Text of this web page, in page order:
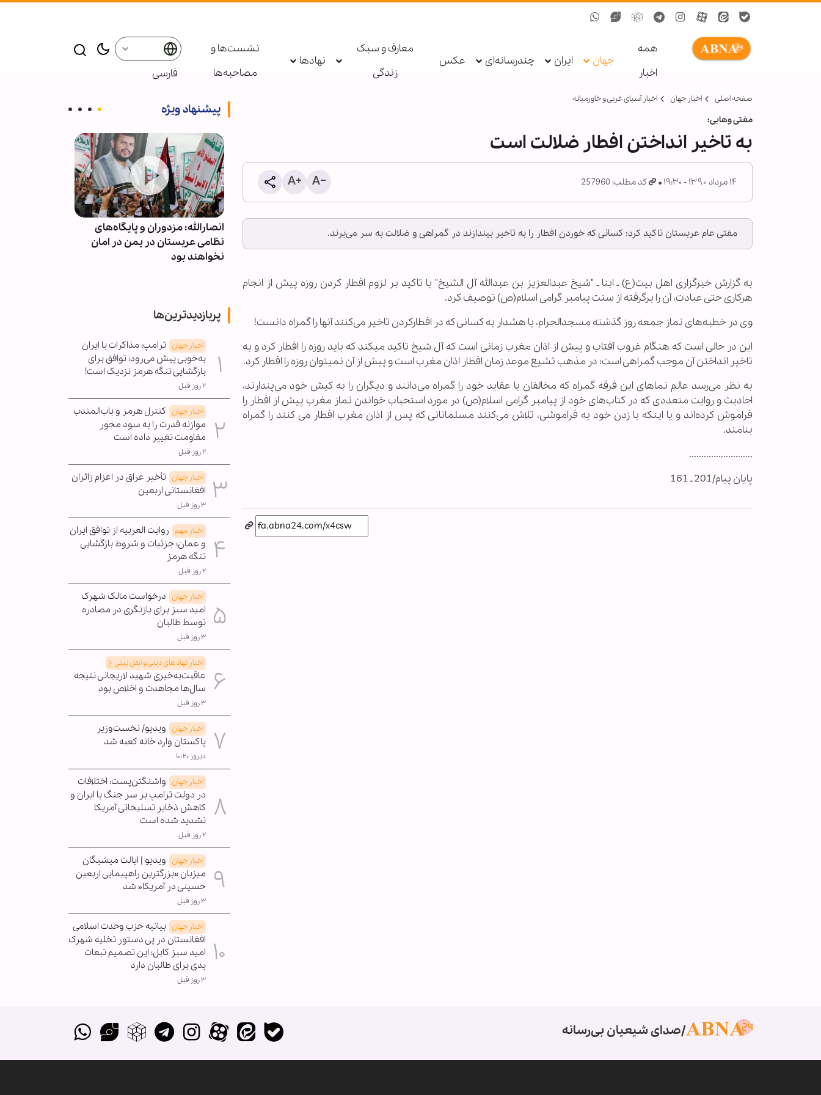
همه
اخبار
جهان ایران چندرسانه‌ای عکس
معارف و سبک
زندگی
نهادها
نشست‌ها و
مصاحبه‌ها
فارسی
صفحه اصلی اخبار جهان اخبار آسیای غربی و خاورمیانه
مفتی وهابی:
به تاخیر انداختن افطار ضلالت است
۱۴ مرداد ۱۳۹۰ - ۱۹:۳۰ کد مطلب: 257960
مفتی عام عربستان تاکید کرد: کسانی که خوردن افطار را به تاخیر بیندازند در گمراهی و ضلالت به سر می‌برند.
به گزارش خبرگزاری اهل بیت(ع) ـ ابنا ـ "شيخ عبدالعزيز بن عبدالله آل الشيخ" با تاکید بر لزوم افطار کردن روزه پیش از انجام
هرکاری حتی عبادت، آن را برگرفته از سنت پیامبر گرامی اسلام(ص) توصیف کرد.
وی در خطبه‌های نماز جمعه روز گذشته مسجدالحرام، با هشدار به کسانی که در افطارکردن تاخیر می‌کنند آنها را گمراه دانست!
این در حالی است که هنگام غروب آفتاب و پیش از اذان مغرب زمانی است که آل شیخ تاکید می‎کند که باید روزه را افطار کرد و به
تاخیر انداختن آن موجب گمراهی است؛ در مذهب تشیع موعد زمان افطار اذان مغرب است و پیش از آن نمی‎توان روزه را افطار کرد.
به نظر می‌رسد عالم نماهای این فرقه گمراه که مخالفان با عقاید خود را گمراه می‌دانند و دیگران را به کیش خود می‌پندارند،
احادیث و روایت متعددی که در کتاب‌های خود از پیامبر گرامی اسلام(ص) در مورد استحباب خواندن نماز مغرب پیش از افطار را
فراموش کرده‌اند و یا اینکه با زدن خود به فراموشی، تلاش می‌کنند مسلمانانی که پس از اذان مغرب افطار می کنند را گمراه
بنامند.
..........................
پایان پیام/201 ـ 161
پیشنهاد ویژه
گزارش رسانه صهیونیستی از تنش
در موساد پس از برکناری دو مقام
انصارالله: مزدوران و پایگاه‌های
نظامی عربستان در یمن در امان
نخواهند بود
پربازدیدترین‌ها
اخبار جهان ترامپ: مذاکرات با ایران
به‌خوبی پیش می‌رود؛ توافق برای
بازگشایی تنگه هرمز نزدیک است!
۲ روز قبل
اخبار جهان کنترل هرمز و باب‌المندب
موازنه قدرت را به سود محور
مقاومت تغییر داده است
۲ روز قبل
اخبار جهان تأخیر عراق در اعزام زائران
افغانستانی اربعین
۳ روز قبل
اخبار مهم روایت العربیه از توافق ایران
و عمان؛ جزئیات و شروط بازگشایی
تنگه هرمز
۲ روز قبل
اخبار جهان درخواست مالک شهرک
امید سبز برای بازنگری در مصادره
توسط طالبان
۳ روز قبل
اخبار نهادهای دینی و اهل بیتی ع
عاقبت‌به‌خیری شهید لاریجانی نتیجه
سال‌ها مجاهدت و اخلاص بود
۳ روز قبل
اخبار جهان ویدیو/ نخست‌وزیر
پاکستان وارد خانه کعبه شد
دیروز ۱۰:۲۰
اخبار جهان واشنگتن‌پست: اختلافات
در دولت ترامپ بر سر جنگ با ایران و
کاهش ذخایر تسلیحاتی آمریکا
تشدید شده است
۲ روز قبل
اخبار جهان ویدیو | ایالت میشیگان
میزبان »بزرگترین راهپیمایی اربعین
حسینی در آمریکا« شد
۳ روز قبل
اخبار جهان بیانیه حزب وحدت اسلامی
افغانستان در پی دستور تخلیه شهرک
امید سبز کابل؛ این تصمیم تبعات
بدی برای طالبان دارد
۳ روز قبل
صدای شیعیان بی‌رسانه